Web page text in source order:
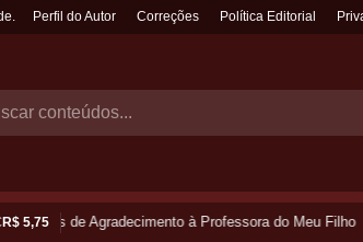
Perfil do Autor Correções Política Editorial
R$ 5,75
Frases de Agradecimento à Professora do Meu Filho